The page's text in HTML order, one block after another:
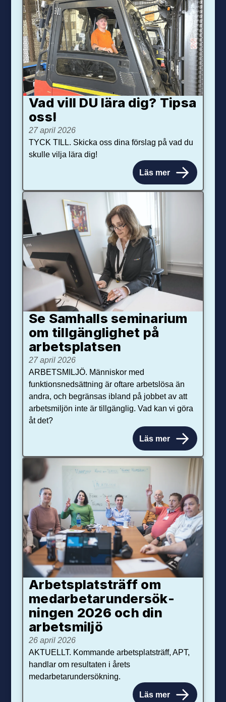
Vad vill DU lära dig? Tipsa
oss!
27 april 2026
TYCK TILL. Skicka oss dina förslag på vad du
skulle vilja lära dig!
Läs mer
Se Samhalls seminarium
om tillgänglighet på
arbetsplatsen
27 april 2026
ARBETSMILJÖ. Människor med
funktionsnedsättning är oftare arbetslösa än
andra, och begränsas ibland på jobbet av att
arbetsmiljön inte är tillgänglig. Vad kan vi göra
åt det?
Läs mer
Arbetsplats­träff om
med­arbetar­under­sök­
ningen 2026 och din
arbets­miljö
26 april 2026
AKTUELLT. Kommande arbetsplatsträff, APT,
handlar om resultaten i årets
medarbetarundersökning.
Läs mer